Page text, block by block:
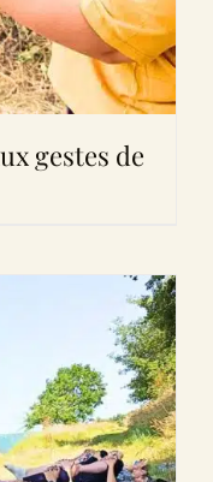
gestes de